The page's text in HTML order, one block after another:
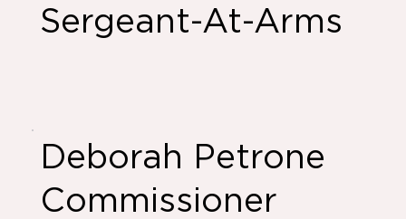
Sergeant-At-Arms
Deborah Petrone
Commissioner